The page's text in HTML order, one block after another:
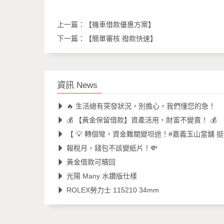
上一篇：
【機車借款優惠方案】
下一篇：
【簡單審核 撥款快速】
資訊 News
🔥 生活總有突發狀況，別擔心，我們懂您的急！
💰 【黃金保留借款】資產活用，財富不變賣！ 💰
【 💡 轉個彎，資金難關變坦途！#嘉義玉山當舖
報稅月，錢包不該變紙片！💸
黃金借款可贖回
光陽 Many 水鑽版仕樣
ROLEX勞力士 115210 34mm